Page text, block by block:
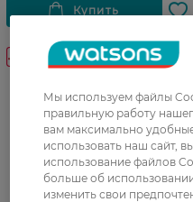
-20%
Мы используем файлы
правильную работу
вам максимально
использовать наш сайт,
использование файлов
больше об
изменить свои